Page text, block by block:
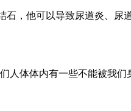
石，他可以导致尿道炎、
人体体内有一些不能被我